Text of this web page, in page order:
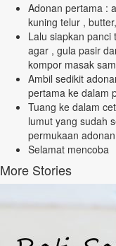
Adonan pertama :
kuning telur ,
Lalu siapkan
agar , gula pasir
kompor masak
Ambil sedikit
pertama ke dalam
Tuang ke dalam
lumut yang sudah
permukaan
Selamat mencoba
More Stories